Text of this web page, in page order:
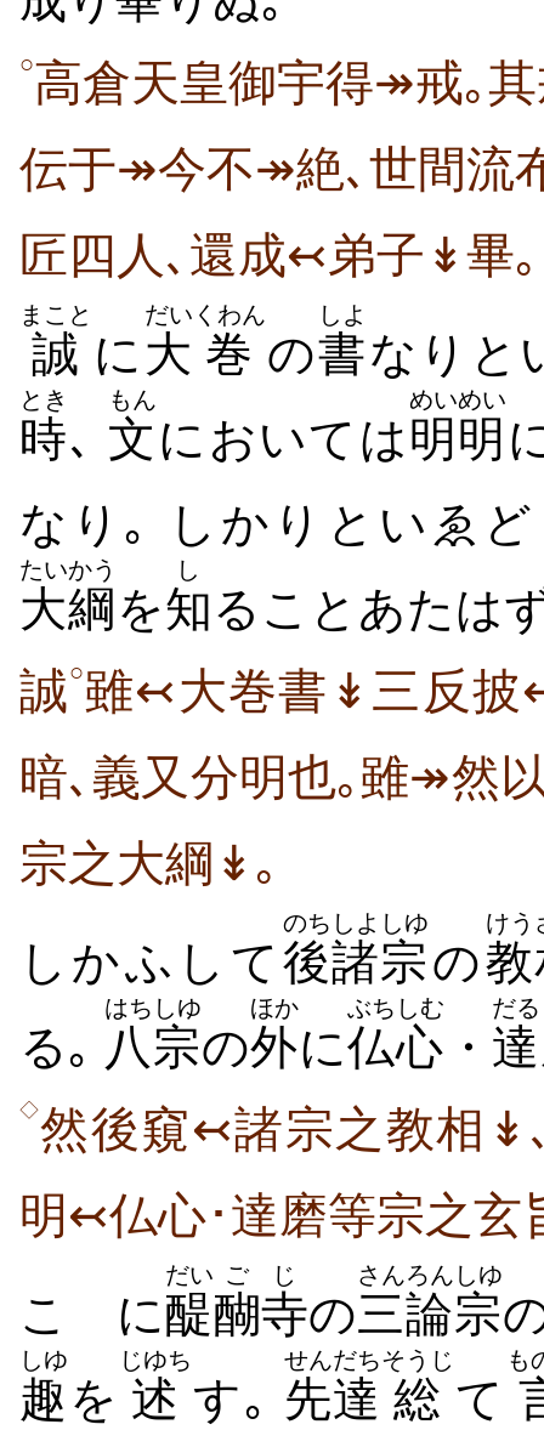
○高倉天皇御宇得↠戒｡
伝于↠今不↠絶､世間流
匠四人､還成↢弟子↡畢｡
誠
まこと
に 大
だい
巻
くわん
の書
しよ
なりと
時
とき
､ 文
もん
においては明明
めいめい
なり｡ しかりといゑ
大綱
たいかう
を知
し
ることあたは
誠○雖↢大巻書↡三反
暗､義又分明也｡雖↠
宗之大綱↡｡
しかふして後
のち
諸宗
しよしゆ
の教
けう
る｡ 八宗
はちしゆ
の外
ほか
に仏心
ぶちしむ
・ 達
だる
◇然後窺↢諸宗之教相
明↢仏心･達磨等宗之玄
こゝに醍
だい
醐
ご
寺
じ
の三論
さんろん
宗
しゆ
趣
しゆ
を 述
じゆち
す｡ 先達
せんだち
総
そうじ
て
も